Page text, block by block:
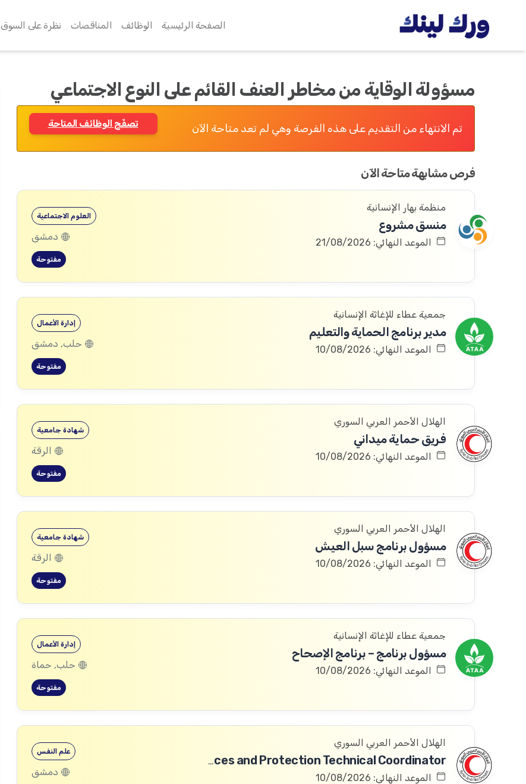
الصفحة الرئيسية الوظائف المناقصات نظرة على السوق
مسؤولة الوقاية من مخاطر العنف القائم على النوع الاجتماعي
تم الانتهاء من التقديم على هذه الفرصة وهي لم تعد متاحة الآن تصفّح الوظائف المتاحة
فرص مشابهة متاحة الآن
منظمة بهار الإنسانية
منسق مشروع
الموعد النهائي: 21/08/2026
العلوم الاجتماعية
دمشق
مفتوحة
جمعية عطاء للإغاثة الإنسانية
مدير برنامج الحماية والتعليم
الموعد النهائي: 10/08/2026
إدارة الأعمال
حلب, دمشق
مفتوحة
الهلال الأحمر العربي السوري
فريق حماية ميداني
الموعد النهائي: 10/08/2026
شهادة جامعية
الرقة
مفتوحة
الهلال الأحمر العربي السوري
مسؤول برنامج سبل العيش
الموعد النهائي: 10/08/2026
شهادة جامعية
الرقة
مفتوحة
جمعية عطاء للإغاثة الإنسانية
مسؤول برنامج – برنامج الإصحاح
الموعد النهائي: 10/08/2026
إدارة الأعمال
حلب, حماة
مفتوحة
الهلال الأحمر العربي السوري
Community Services and Protection Technical Coordinator
الموعد النهائي: 10/08/2026
علم النفس
دمشق